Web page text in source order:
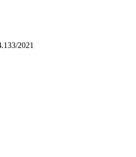
2021